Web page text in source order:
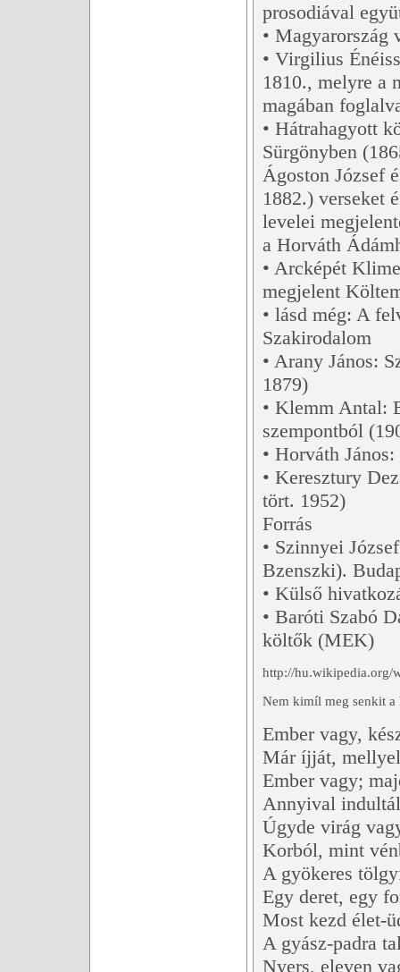
prosodiával
•
• Virgilius
1810., melyre a
magában
• Hátrahagyott
Sürgönyben
Ágoston József
1882.) verseket
levelei
a Horváth
• Arcképét
megjelent
• lásd még: A
Szakirodalom
• Arany János:
1879)
• Klemm Antal:
szempontból
• Horváth
• Keresztury
tört. 1952)
Forrás
• Szinnyei
Bzenszki).
• Külső
• Baróti Szabó
költők (MEK)
http://hu.wikipedia.org/
Nem kimíl meg senkit a
Ember vagy,
Már íjját,
Ember vagy;
Annyival
Úgyde virág
Korból, mint
A gyökeres
Egy deret, egy
Most kezd élet-
A gyász-padra
Nyers, eleven